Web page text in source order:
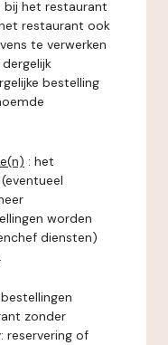
het restaurant
restaurant ook
te verwerken
bestelling
: het
worden
diensten)
zonder
reservering of